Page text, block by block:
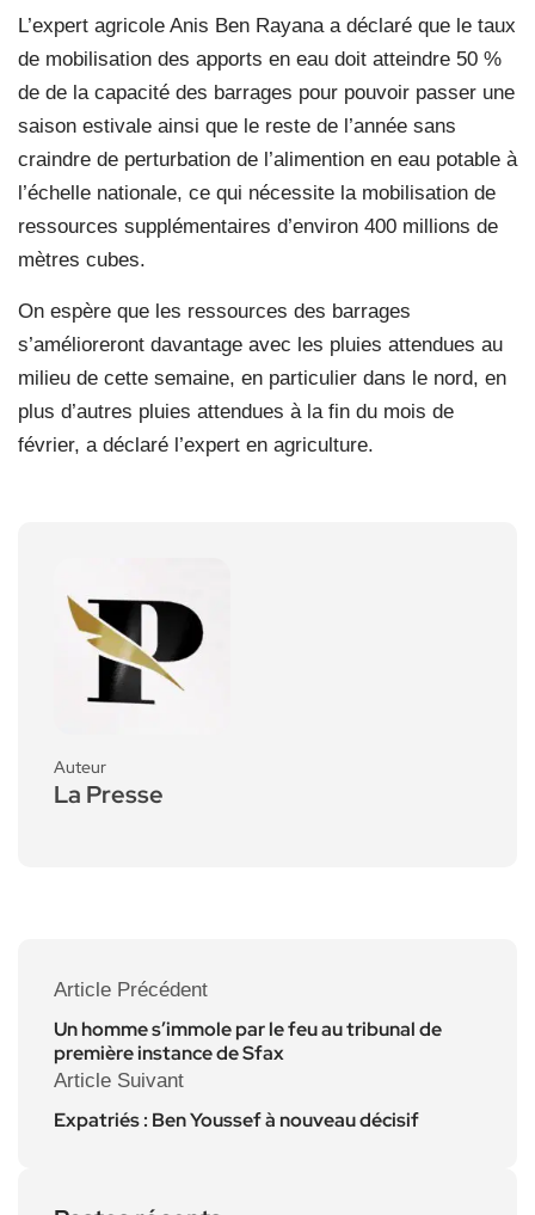
L’expert agricole Anis Ben Rayana a déclaré que le taux
de mobilisation des apports en eau doit atteindre 50 %
de de la capacité des barrages pour pouvoir passer une
saison estivale ainsi que le reste de l’année sans
craindre de perturbation de l’alimention en eau potable à
l’échelle nationale, ce qui nécessite la mobilisation de
ressources supplémentaires d’environ 400 millions de
mètres cubes.
On espère que les ressources des barrages
s’amélioreront davantage avec les pluies attendues au
milieu de cette semaine, en particulier dans le nord, en
plus d’autres pluies attendues à la fin du mois de
février, a déclaré l’expert en agriculture.
Auteur
La Presse
Article Précédent
Un homme s’immole par le feu au tribunal de
première instance de Sfax
Article Suivant
Expatriés : Ben Youssef à nouveau décisif